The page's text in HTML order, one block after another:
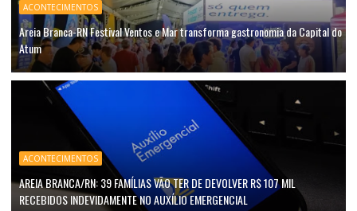
ACONTECIMENTOS
Areia Branca-RN Festival Ventos e Mar transforma gastronomia da Capital do
Atum
ACONTECIMENTOS
AREIA BRANCA/RN: 39 FAMÍLIAS VÃO TER DE DEVOLVER R$ 107 MIL
RECEBIDOS INDEVIDAMENTE NO AUXÍLIO EMERGENCIAL